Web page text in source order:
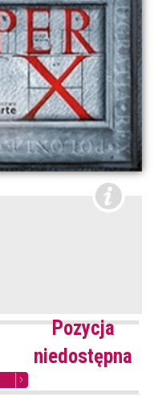
Pozycja
niedostępna